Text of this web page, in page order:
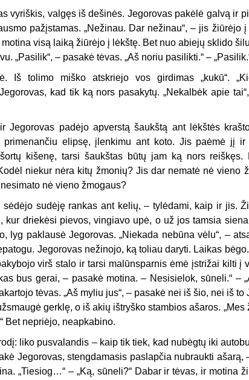
vyriškis, valgęs iš dešinės. Jegorovas pakėlė galvą ir
pažįstamas. „Nežinau. Dar nežinau“, – jis žiūrėjo
visą laiką žiūrėjo į lėkštę. Bet nuo abiejų sklido
„Pasilik“, – pasakė tėvas. „Aš noriu pasilikti.“ –
Iš tolimo miško atskriejo vos girdimas „kukū“.
kad tik ką nors pasakytų. „Nekalbėk apie
Jegorovas padėjo apverstą šaukštą ant lėkštės
primenančiu elipsę, įlenkimu ant koto. Jis paėmė jį ir
kišenę, tarsi šaukštas būtų jam ką nors reiškęs.
niekur nėra kitų žmonių? Jis dar nematė nė vieno
nė vieno žmogaus?
sudėję rankas ant kelių, – tylėdami, kaip ir jis.
kur driekėsi pievos, vingiavo upė, o už jos tamsia
lyg paklausė Jegorovas. „Niekada nebūna vėlu“, –
Jegorovas nežinojo, ką toliau daryti. Laikas
virš stalo ir tarsi malūnsparnis ėmė įstrižai kilti į
bus gerai, – pasakė motina. – Nesisielok, sūneli.“ –
tėvas. „Aš myliu jus“, – pasakė nei iš šio, nei iš to
gerklę, o iš akių ištryško stambios ašaros. „Mes
Bet nepriėjo, neapkabino.
liko pusvalandis – kaip tik tiek, kad nubėgtų iki
Jegorovas, stengdamasis paslapčia nubraukti ašarą,
„Tiesiog…“ – „Ką, sūneli?“ Dabar ir tėvas, ir motina